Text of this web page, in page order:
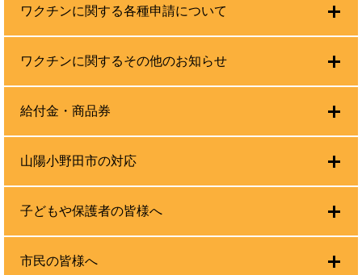
ワクチンに関する各種申請について
ワクチンに関するその他のお知らせ
給付金・商品券
山陽小野田市の対応
子どもや保護者の皆様へ
市民の皆様へ